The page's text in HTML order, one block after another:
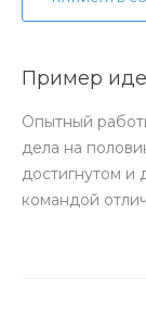
Пример
Опытный
дела на
достигнутом и
командой